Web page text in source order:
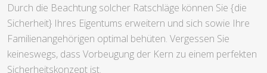
Durch die Beachtung solcher Ratschläge können Sie {die
Sicherheit} Ihres Eigentums erweitern und sich sowie Ihre
Familienangehörigen optimal behüten. Vergessen Sie
keineswegs, dass Vorbeugung der Kern zu einem perfekten
Sicherheitskonzept ist.